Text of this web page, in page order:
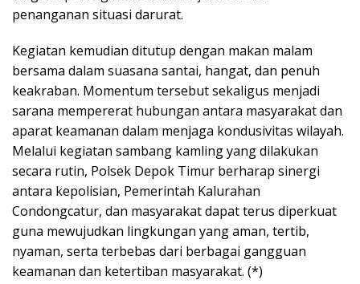
penanganan situasi darurat.
Kegiatan kemudian ditutup dengan makan malam
bersama dalam suasana santai, hangat, dan penuh
keakraban. Momentum tersebut sekaligus menjadi
sarana mempererat hubungan antara masyarakat dan
aparat keamanan dalam menjaga kondusivitas wilayah.
Melalui kegiatan sambang kamling yang dilakukan
secara rutin, Polsek Depok Timur berharap sinergi
antara kepolisian, Pemerintah Kalurahan
Condongcatur, dan masyarakat dapat terus diperkuat
guna mewujudkan lingkungan yang aman, tertib,
nyaman, serta terbebas dari berbagai gangguan
keamanan dan ketertiban masyarakat. (*)